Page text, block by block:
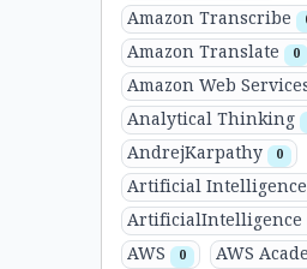
Amazon Transcribe
Amazon Translate 0
Amazon Web
Analytical Thinking
AndrejKarpathy 0
Artificial Intelligence
ArtificialIntelligence
AWS 0 AWS